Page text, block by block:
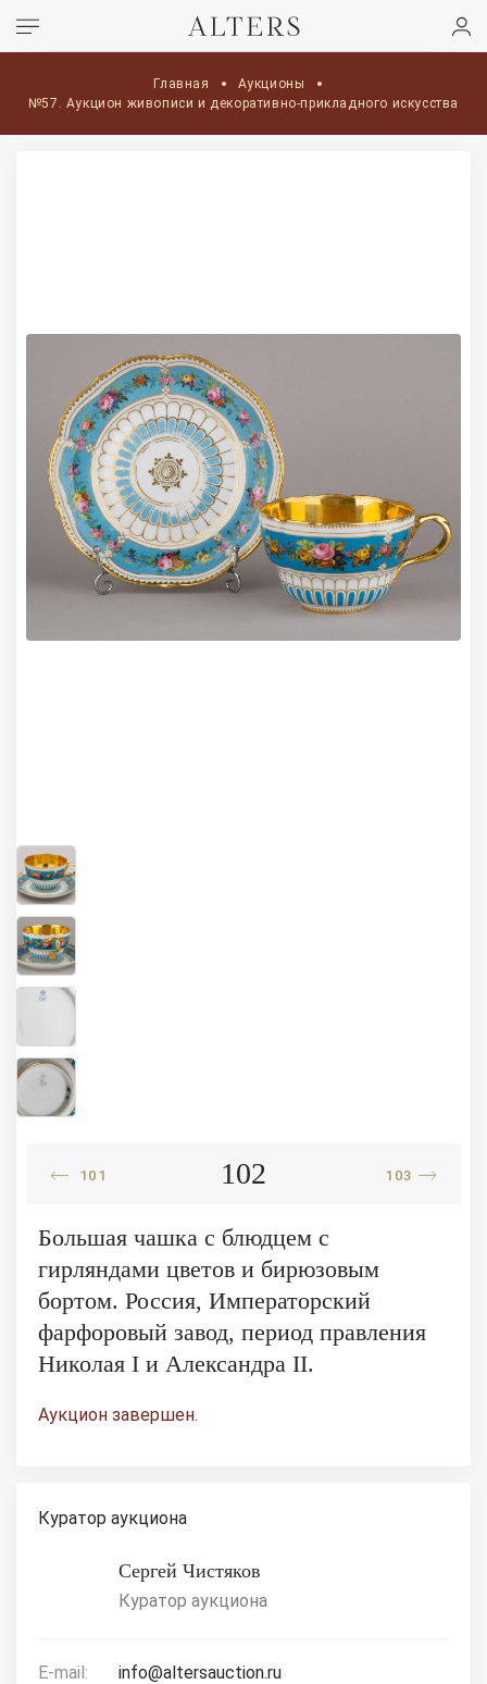
Главная
Аукционы
№57. Аукцион живописи и декоративно-прикладного искусства
101 102 103
Большая чашка с блюдцем с
гирляндами цветов и бирюзовым
бортом. Россия, Императорский
фарфоровый завод, период правления
Николая I и Александра II.
Аукцион завершен.
Куратор аукциона
Сергей Чистяков
Куратор аукциона
E-mail: info@altersauction.ru